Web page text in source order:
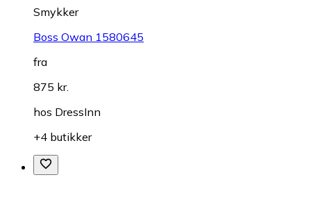
Smykker
Boss Owan 1580645
fra
875 kr.
hos DressInn
+4 butikker